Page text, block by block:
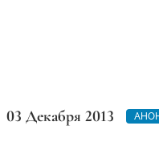
03 Декабря 2013